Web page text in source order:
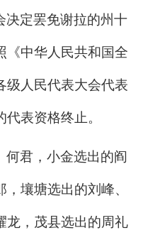
决定罢免谢拉的州十
《中华人民共和国全
级人民代表大会代表
代表资格终止。
何君，小金选出的阎
壤塘选出的刘峰、
龙，茂县选出的周礼